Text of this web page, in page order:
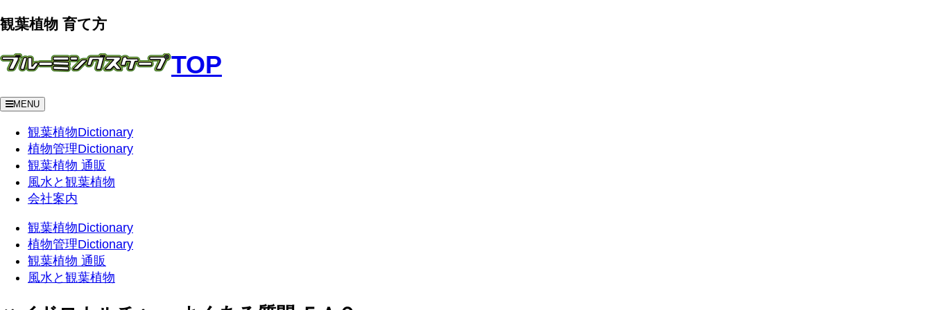
観葉植物 育て方
TOP
MENU
観葉植物Dictionary
植物管理Dictionary
観葉植物 通販
風水と観葉植物
会社案内
観葉植物Dictionary
植物管理Dictionary
観葉植物 通販
風水と観葉植物